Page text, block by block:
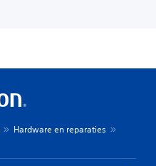
Hardware en reparaties